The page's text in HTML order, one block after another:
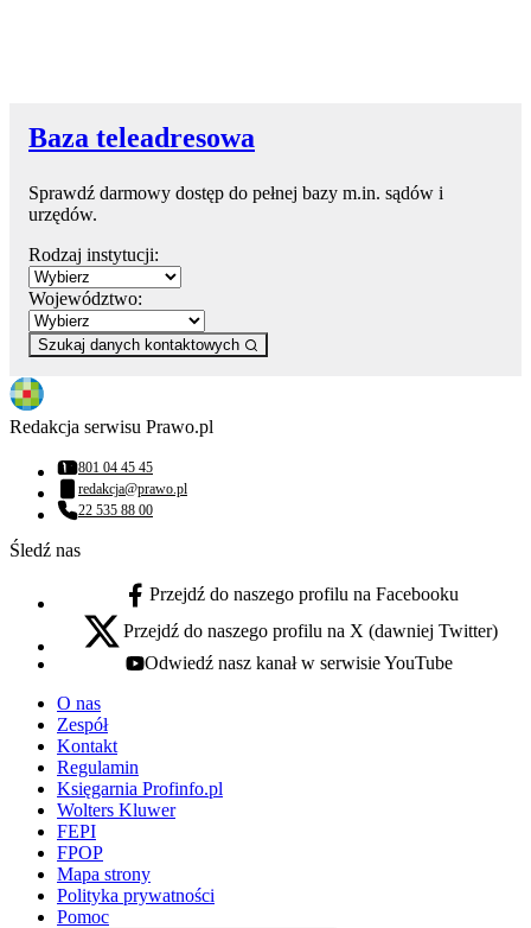
Baza teleadresowa
Sprawdź darmowy dostęp do pełnej bazy m.in. sądów i
urzędów.
Rodzaj instytucji:
Województwo:
Szukaj danych kontaktowych
Redakcja serwisu Prawo.pl
Numer telefonu:
801 04 45 45
Adres email:
redakcja@prawo.pl
Numer telefonu:
22 535 88 00
Śledź nas
facebook - otwiera się w nowej karcie
Przejdź do naszego profilu na Facebooku
x - otwiera się w nowej karcie
Przejdź do naszego profilu na X (dawniej Twitter)
youtube - otwiera się w nowej karcie
Odwiedź nasz kanał w serwisie YouTube
O nas
Zespół
Kontakt
Regulamin
Księgarnia Profinfo.pl
Wolters Kluwer
FEPI
FPOP
Mapa strony
Polityka prywatności
Pomoc